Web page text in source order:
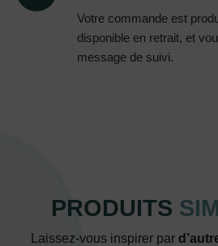
Votre commande est
disponible en retrait, et
message de suivi.
PRODUITS
Laissez-vous inspirer par